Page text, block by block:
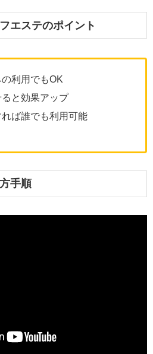
エステのポイント
利用でもOK
と効果アップ
ば誰でも利用可能
手順